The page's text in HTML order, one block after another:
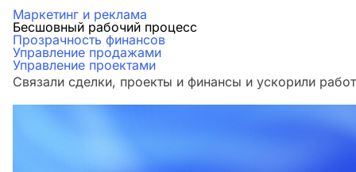
Маркетинг и реклама
Бесшовный рабочий процесс
Прозрачность финансов
Управление продажами
Управление проектами
Связали сделки, проекты и финансы и ускорили